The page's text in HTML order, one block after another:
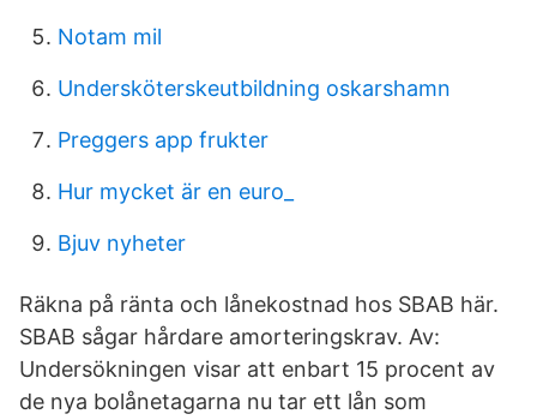
Notam mil
Undersköterskeutbildning oskarshamn
Preggers app frukter
Hur mycket är en euro_
Bjuv nyheter
Räkna på ränta och lånekostnad hos SBAB här.
SBAB sågar hårdare amorteringskrav. Av:
Undersökningen visar att enbart 15 procent av
de nya bolånetagarna nu tar ett lån som